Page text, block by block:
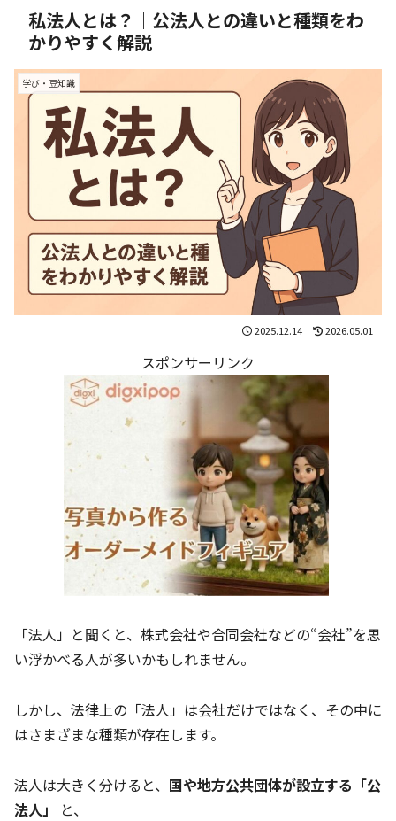
私法人とは？｜公法人との違いと種類をわ
かりやすく解説
学び・豆知識
2025.12.14 2026.05.01
スポンサーリンク
「法人」と聞くと、株式会社や合同会社などの“会社”を思
い浮かべる人が多いかもしれません。
しかし、法律上の「法人」は会社だけではなく、その中に
はさまざまな種類が存在します。
法人は大きく分けると、 国や地方公共団体が設立する「公
法人」
と、